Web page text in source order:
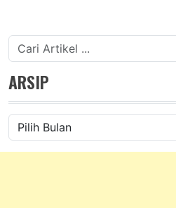
Cari
untuk:
ARSIP
Arsip